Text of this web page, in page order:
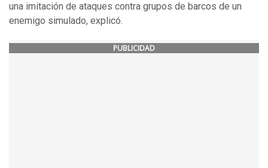
una imitación de ataques contra grupos de barcos de un
enemigo simulado, explicó.
PUBLICIDAD